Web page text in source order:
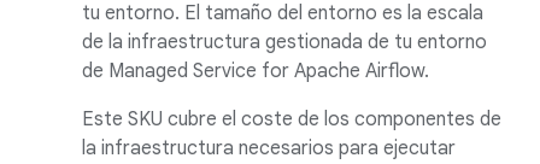
tu entorno. El tamaño del entorno es la escala
de la infraestructura gestionada de tu entorno
de Managed Service for Apache Airflow.
Este SKU cubre el coste de los componentes de
la infraestructura necesarios para ejecutar